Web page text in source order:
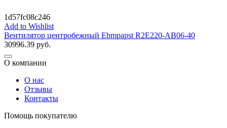
1d57fc08c246
Add to Wishlist
Вентилятор центробежный Ebmpapst R2E220-AB06-40
30996.39 руб.
О компании
О нас
Отзывы
Контакты
Помощь покупателю